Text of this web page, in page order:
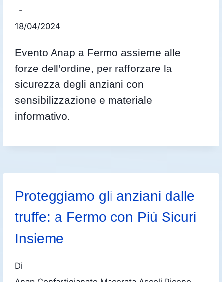
18/04/2024
Evento Anap a Fermo assieme alle
forze dell’ordine, per rafforzare la
sicurezza degli anziani con
sensibilizzazione e materiale
informativo.
Proteggiamo gli anziani dalle
truffe: a Fermo con Più Sicuri
Insieme
Di